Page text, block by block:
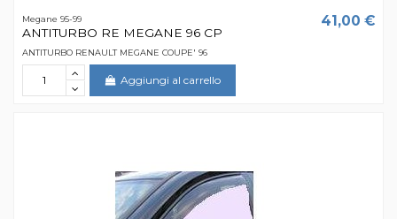
Megane 95-99
ANTITURBO RE MEGANE 96 CP
41,00 €
ANTITURBO RENAULT MEGANE COUPE' 96
Aggiungi al carrello